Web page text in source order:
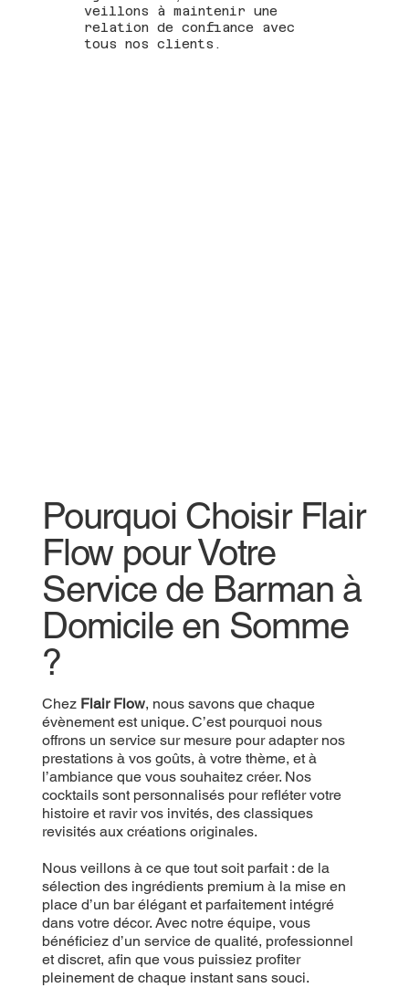
veillons à maintenir une
relation de confiance avec
tous nos clients.
Pourquoi Choisir Flair
Flow pour Votre
Service de Barman à
Domicile en Somme
?
Chez Flair Flow, nous savons que chaque
évènement est unique. C’est pourquoi nous
offrons un service sur mesure pour adapter nos
prestations à vos goûts, à votre thème, et à
l’ambiance que vous souhaitez créer. Nos
cocktails sont personnalisés pour refléter votre
histoire et ravir vos invités, des classiques
revisités aux créations originales.
Nous veillons à ce que tout soit parfait : de la
sélection des ingrédients premium à la mise en
place d’un bar élégant et parfaitement intégré
dans votre décor. Avec notre équipe, vous
bénéficiez d’un service de qualité, professionnel
et discret, afin que vous puissiez profiter
pleinement de chaque instant sans souci.